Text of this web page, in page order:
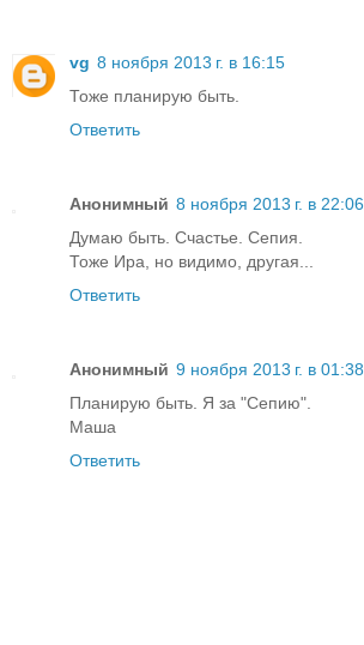
vg 8 ноября 2013 г. в 16:15
Тоже планирую быть.
Ответить
Анонимный 8 ноября 2013 г. в 22:06
Думаю быть. Счастье. Сепия.
Тоже Ира, но видимо, другая...
Ответить
Анонимный 9 ноября 2013 г. в 01:38
Планирую быть. Я за "Сепию".
Маша
Ответить